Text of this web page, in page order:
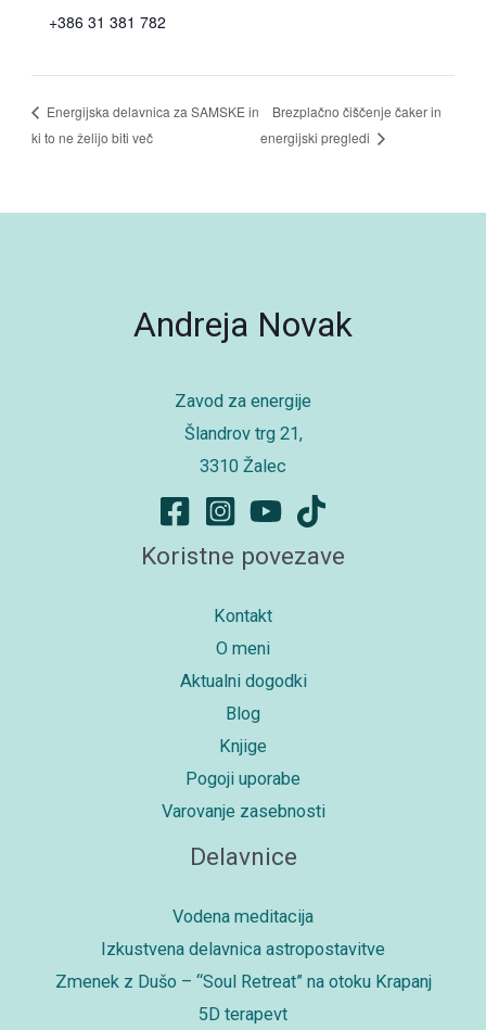
+386 31 381 782
Energijska delavnica za SAMSKE in
ki to ne želijo biti več
Brezplačno čiščenje čaker in
energijski pregledi
Andreja Novak
Zavod za energije
Šlandrov trg 21,
3310 Žalec
Koristne povezave
Kontakt
O meni
Aktualni dogodki
Blog
Knjige
Pogoji uporabe
Varovanje zasebnosti
Delavnice
Vodena meditacija
Izkustvena delavnica astropostavitve
Zmenek z Dušo – “Soul Retreat” na otoku Krapanj
5D terapevt